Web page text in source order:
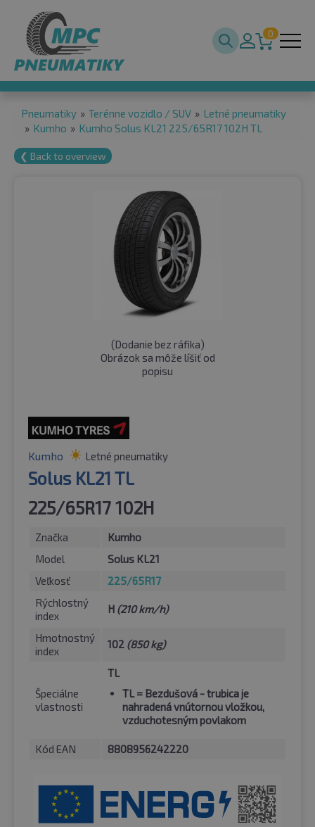
0
Pneumatiky » Terénne vozidlo / SUV » Letné pneumatiky
» Kumho » Kumho Solus KL21 225/65R17 102H TL
❮ Back to overview
(Dodanie bez ráfika)
Obrázok sa môže líšiť od
popisu
Kumho Letné pneumatiky
Solus KL21 TL
225/65R17 102H
Značka
Kumho
Model
Solus KL21
Veľkosť
225/65R17
Rýchlostný
index
H (210 km/h)
Hmotnostný
index
102 (850 kg)
Špeciálne
vlastnosti
TL
TL= Bezdušová - trubica je
nahradená vnútornou vložkou,
vzduchotesným povlakom
Kód EAN 8808956242220